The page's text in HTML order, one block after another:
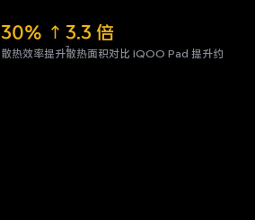
3.3 倍
散热面积对比 iQOO Pad 提升约
30%
散热效率提升7